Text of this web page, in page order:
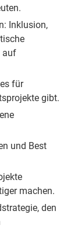
Inklusion,
auf
für
gibt.
und Best
machen.
den